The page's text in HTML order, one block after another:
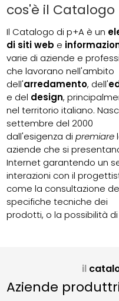
cos'è il Catalogo
Il Catalogo di p+A è un
di siti web e
varie di aziende e
che lavorano nell'ambito
dell'arredamento, dell'
e del design,
nel territorio italiano.
settembre del 2000
dall'esigenza dipremiare
aziende che si
Internet garantendo un
interazioni con il
come la consultazione
specifiche tecniche dei
prodotti, o la possibilità
il
Aziende